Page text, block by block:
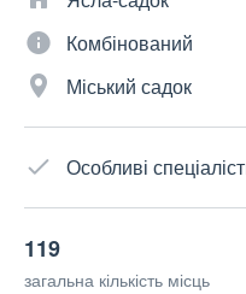
Комбінований
Міський садок
Особливі
119
загальна кількість місць